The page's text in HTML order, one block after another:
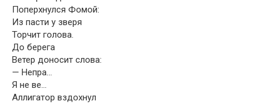
Поперхнулся Фомой:
Из пасти у зверя
Торчит голова.
До берега
Ветер доносит слова:
— Непра…
Я не ве…
Аллигатор вздохнул